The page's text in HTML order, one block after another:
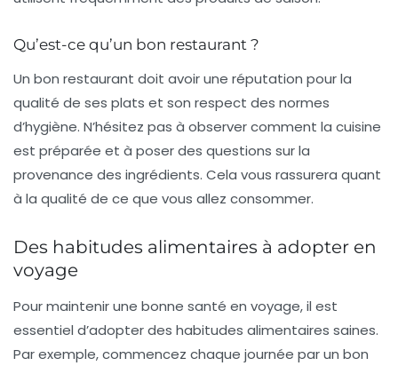
Qu’est-ce qu’un bon restaurant ?
Un bon restaurant doit avoir une réputation pour la
qualité de ses plats et son respect des normes
d’hygiène. N’hésitez pas à observer comment la cuisine
est préparée et à poser des questions sur la
provenance des ingrédients. Cela vous rassurera quant
à la qualité de ce que vous allez consommer.
Des habitudes alimentaires à adopter en
voyage
Pour maintenir une bonne santé en voyage, il est
essentiel d’adopter des habitudes alimentaires saines.
Par exemple, commencez chaque journée par un bon